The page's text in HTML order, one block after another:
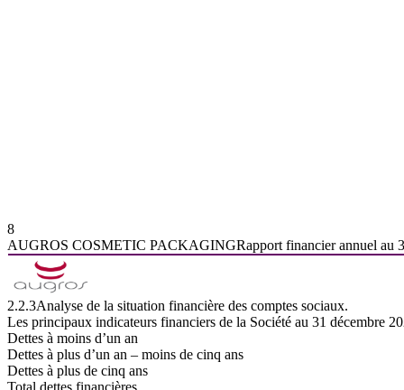
8
AUGROS COSMETIC PACKAGINGRapport financier annuel au
2.2.3Analyse de la situation financière des comptes sociaux.
Les principaux indicateurs financiers de la Société au 31 décembre
Dettes à moins d’un an
Dettes à plus d’un an – moins de cinq ans
Dettes à plus de cinq ans
Total dettes financières